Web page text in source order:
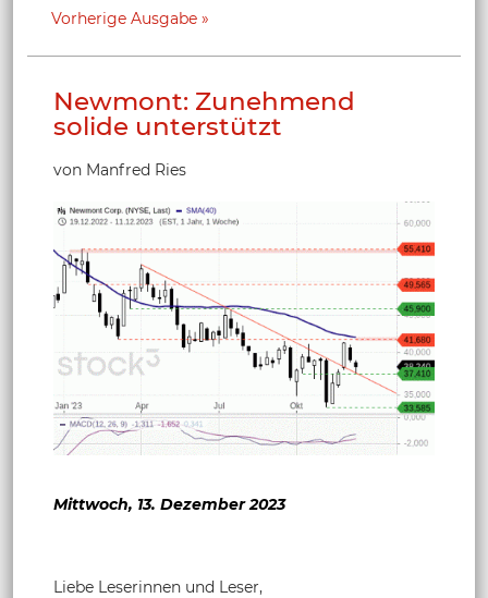
Vorherige Ausgabe
Newmont: Zunehmend
solide unterstützt
von Manfred Ries
Mittwoch, 13. Dezember 2023
Liebe Leserinnen und Leser,